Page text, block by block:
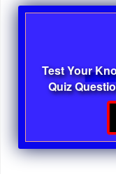
Test Your
Quiz